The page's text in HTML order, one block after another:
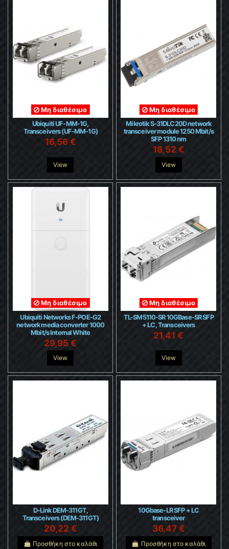
Μη διαθέσιμο
Ubiquiti UF-MM-1G,
Transceivers (UF-MM-1G)
16,56 €
View
Μη διαθέσιμο
Mikrotik S-31DLC20D network
transceiver module 1250 Mbit/s
SFP 1310 nm
18,52 €
View
Μη διαθέσιμο
Ubiquiti Networks F-POE-G2
network media converter 1000
Mbit/s Internal White
29,95 €
View
Μη διαθέσιμο
TL-SM5110-SR 10GBase-SR SFP
+ LC, Transceivers
21,41 €
View
D-Link DEM-311GT,
Transceivers (DEM-311GT)
20,22 €
Προσθήκη στο καλάθι
10Gbase-LR SFP + LC
transceiver
36,47 €
Προσθήκη στο καλάθι